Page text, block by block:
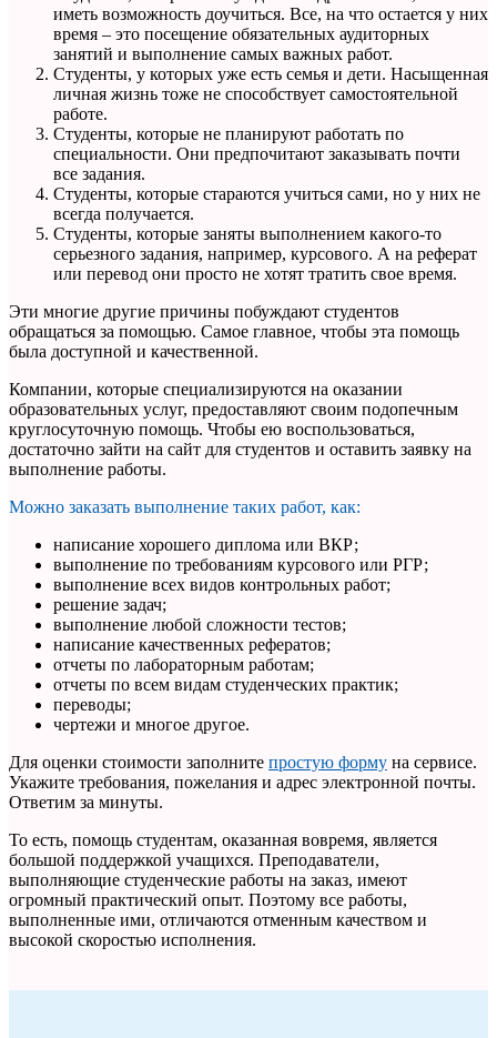
иметь возможность доучиться. Все, на что остается у них
время – это посещение обязательных аудиторных
занятий и выполнение самых важных работ.
Студенты, у которых уже есть семья и дети. Насыщенная
личная жизнь тоже не способствует самостоятельной
работе.
Студенты, которые не планируют работать по
специальности. Они предпочитают заказывать почти
все задания.
Студенты, которые стараются учиться сами, но у них не
всегда получается.
Студенты, которые заняты выполнением какого-то
серьезного задания, например, курсового. А на реферат
или перевод они просто не хотят тратить свое время.
Эти многие другие причины побуждают студентов
обращаться за помощью. Самое главное, чтобы эта помощь
была доступной и качественной.
Компании, которые специализируются на оказании
образовательных услуг, предоставляют своим подопечным
круглосуточную помощь. Чтобы ею воспользоваться,
достаточно зайти на сайт для студентов и оставить заявку на
выполнение работы.
Можно заказать выполнение таких работ, как:
написание хорошего диплома или ВКР;
выполнение по требованиям курсового или РГР;
выполнение всех видов контрольных работ;
решение задач;
выполнение любой сложности тестов;
написание качественных рефератов;
отчеты по лабораторным работам;
отчеты по всем видам студенческих практик;
переводы;
чертежи и многое другое.
Для оценки стоимости заполните простую форму на сервисе.
Укажите требования, пожелания и адрес электронной почты.
Ответим за минуты.
То есть, помощь студентам, оказанная вовремя, является
большой поддержкой учащихся. Преподаватели,
выполняющие студенческие работы на заказ, имеют
огромный практический опыт. Поэтому все работы,
выполненные ими, отличаются отменным качеством и
высокой скоростью исполнения.